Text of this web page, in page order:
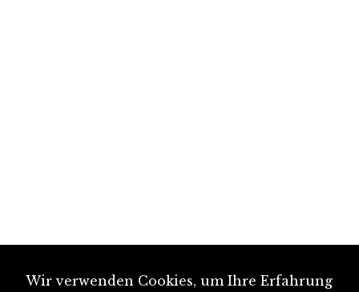
Wir verwenden Cookies, um Ihre Erfahrung